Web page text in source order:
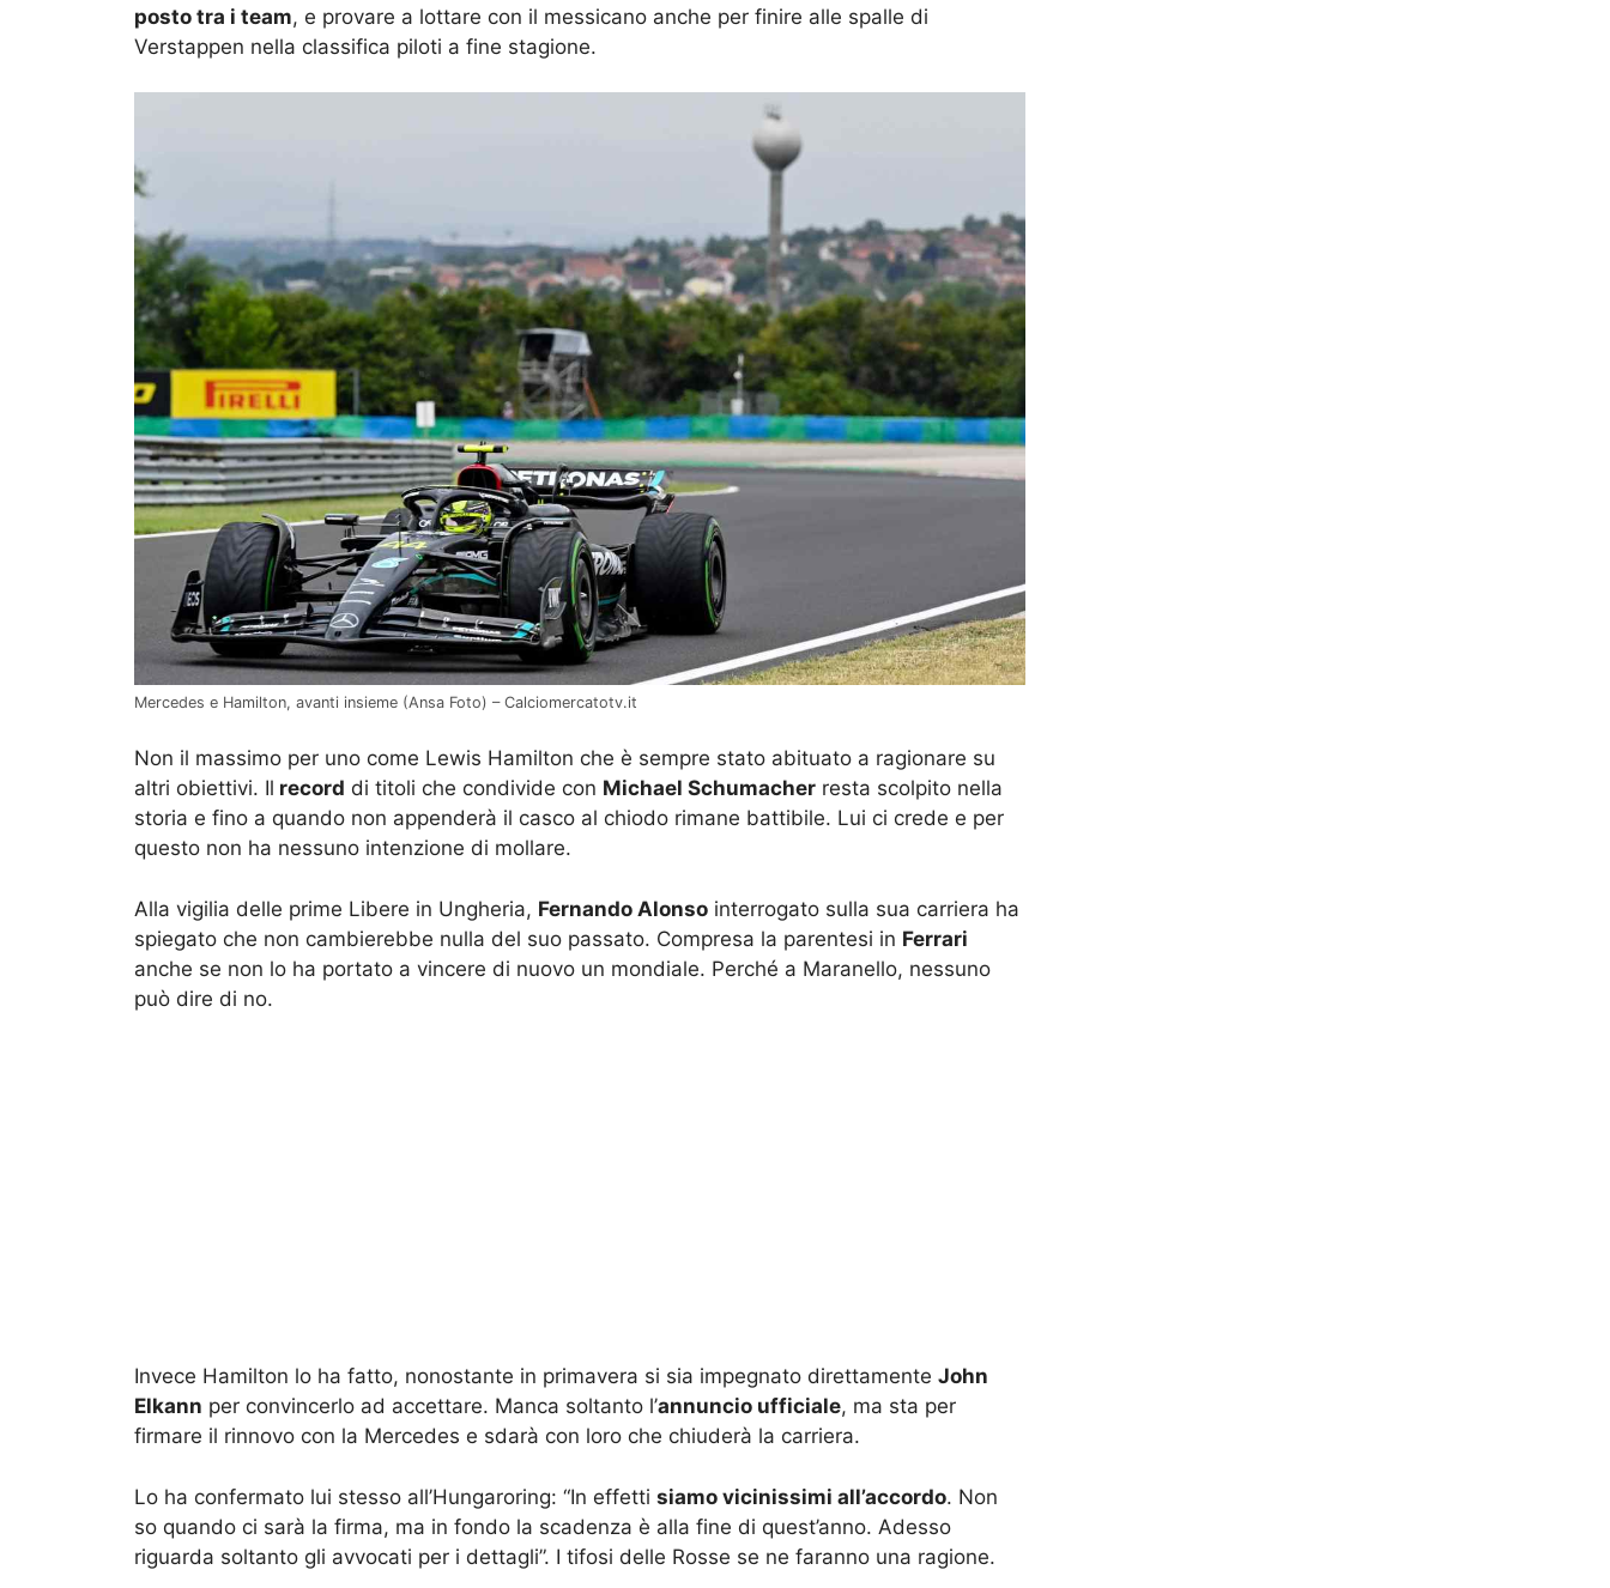
posto tra i team, e provare a lottare con il messicano anche per finire alle spalle di
Verstappen nella classifica piloti a fine stagione.
Mercedes e Hamilton, avanti insieme (Ansa Foto) – Calciomercatotv.it
Non il massimo per uno come Lewis Hamilton che è sempre stato abituato a ragionare su
altri obiettivi. Il record di titoli che condivide con Michael Schumacher resta scolpito nella
storia e fino a quando non appenderà il casco al chiodo rimane battibile. Lui ci crede e per
questo non ha nessuno intenzione di mollare.
Alla vigilia delle prime Libere in Ungheria, Fernando Alonso interrogato sulla sua carriera ha
spiegato che non cambierebbe nulla del suo passato. Compresa la parentesi in Ferrari
anche se non lo ha portato a vincere di nuovo un mondiale. Perché a Maranello, nessuno
può dire di no.
Invece Hamilton lo ha fatto, nonostante in primavera si sia impegnato direttamente John
Elkann per convincerlo ad accettare. Manca soltanto l’annuncio ufficiale, ma sta per
firmare il rinnovo con la Mercedes e sdarà con loro che chiuderà la carriera.
Lo ha confermato lui stesso all’Hungaroring: “In effetti siamo vicinissimi all’accordo. Non
so quando ci sarà la firma, ma in fondo la scadenza è alla fine di quest’anno. Adesso
riguarda soltanto gli avvocati per i dettagli”. I tifosi delle Rosse se ne faranno una ragione.